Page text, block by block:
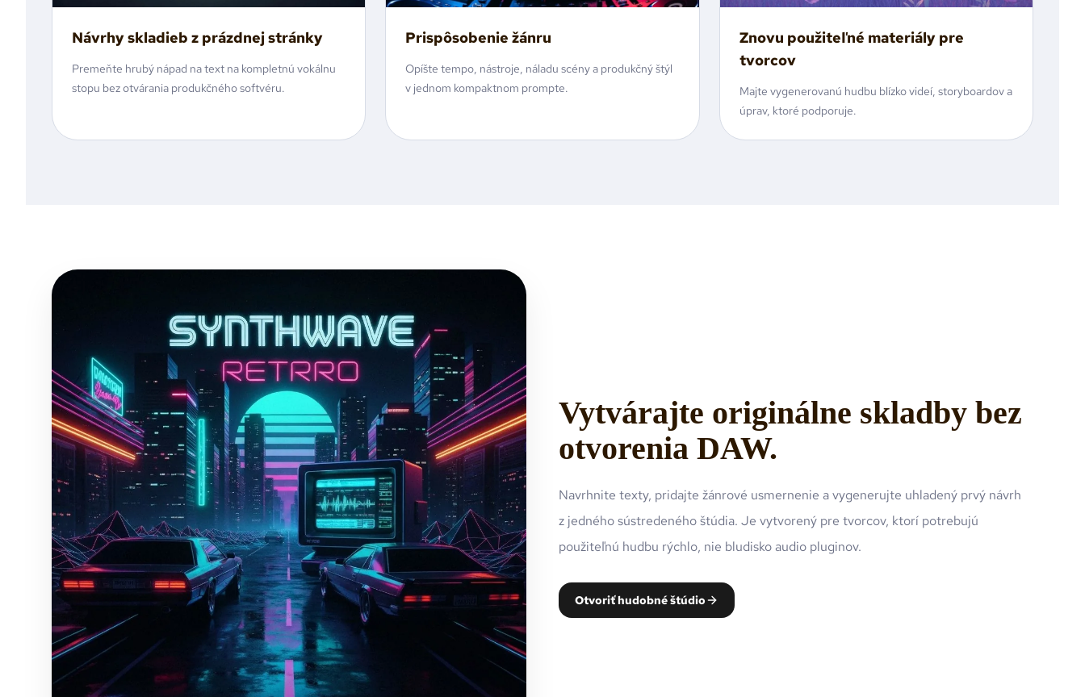
Návrhy skladieb z prázdnej stránky
Premeňte hrubý nápad na text na kompletnú vokálnu
stopu bez otvárania produkčného softvéru.
Prispôsobenie žánru
Opíšte tempo, nástroje, náladu scény a produkčný štýl
v jednom kompaktnom prompte.
Znovu použiteľné materiály pre
tvorcov
Majte vygenerovanú hudbu blízko videí, storyboardov a
úprav, ktoré podporuje.
Vytvárajte originálne skladby bez
otvorenia DAW.
Navrhnite texty, pridajte žánrové usmernenie a vygenerujte uhladený prvý návrh
z jedného sústredeného štúdia. Je vytvorený pre tvorcov, ktorí potrebujú
použiteľnú hudbu rýchlo, nie bludisko audio pluginov.
Otvoriť hudobné štúdio